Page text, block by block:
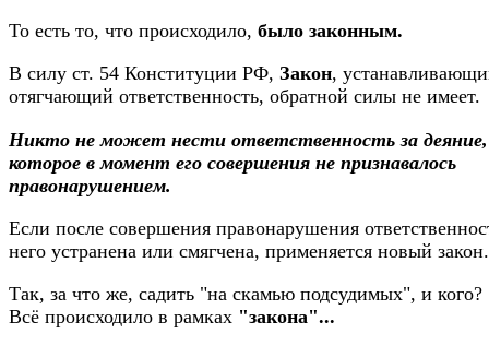
То есть то, что происходило, было законным.
В силу ст. 54 Конституции РФ, Закон,
отягчающий ответственность, обратной силы не имеет.
Никто не может нести ответственность за деяние,
которое в момент его совершения не признавалось
правонарушением.
Если после совершения правонарушения
него устранена или смягчена, применяется новый закон.
Так, за что же, садить "на скамью подсудимых", и кого?
Всё происходило в рамках "закона"...